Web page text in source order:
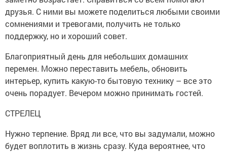
друзья. С ними вы можете поделиться любыми своими
сомнениями и тревогами, получить не только
поддержку, но и хороший совет.
Благоприятный день для небольших домашних
перемен. Можно переставить мебель, обновить
интерьер, купить какую-то бытовую технику – все это
очень порадует. Вечером можно принимать гостей.
СТРЕЛЕЦ
Нужно терпение. Вряд ли все, что вы задумали, можно
будет воплотить в жизнь сразу. Куда вероятнее, что